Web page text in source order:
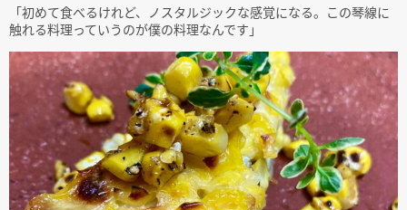
「初めて食べるけれど、ノスタルジックな感覚になる。この琴線に
触れる料理っていうのが僕の料理なんです」